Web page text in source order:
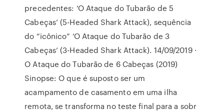
precedentes: ‘O Ataque do Tubarão de 5
Cabeças‘ (5-Headed Shark Attack), sequência
do “icônico” ‘O Ataque do Tubarão de 3
Cabeças‘ (3-Headed Shark Attack). 14/09/2019 ·
O Ataque do Tubarão de 6 Cabeças (2019)
Sinopse: O que é suposto ser um
acampamento de casamento em uma ilha
remota, se transforma no teste final para a sobr